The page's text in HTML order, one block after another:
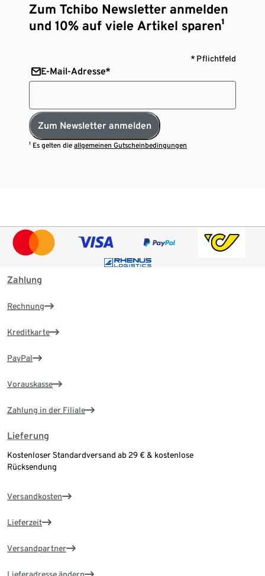
Zum Tchibo Newsletter anmelden
und 10% auf viele Artikel sparen¹
* Pflichtfeld
E-Mail-Adresse*
Zum Newsletter anmelden
¹ Es gelten dieallgemeinen Gutscheinbedingungen
Zahlung
Rechnung
Kreditkarte
PayPal
Vorauskasse
Zahlung in der Filiale
Lieferung
Kostenloser Standardversand ab 29 € & kostenlose
Rücksendung
Versandkosten
Lieferzeit
Versandpartner